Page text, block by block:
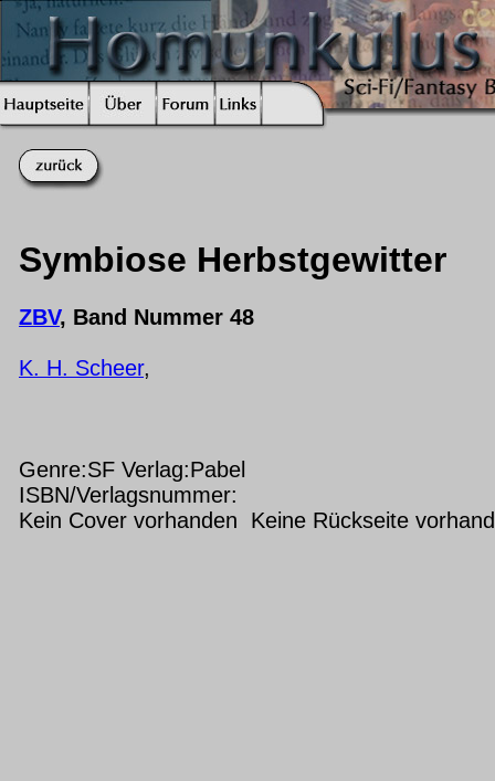
Symbiose Herbstgewitter
ZBV, Band Nummer 48
K. H. Scheer,
Genre:SF Verlag:Pabel
ISBN/Verlagsnummer:
Kein Cover vorhanden Keine Rückseite